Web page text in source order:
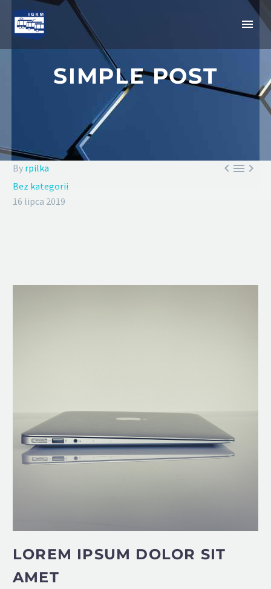
SIMPLE POST

By rpilka
Bez kategorii
16 lipca 2019
LOREM IPSUM DOLOR SIT
AMET